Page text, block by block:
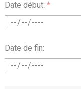
Date début: *
Date de fin: